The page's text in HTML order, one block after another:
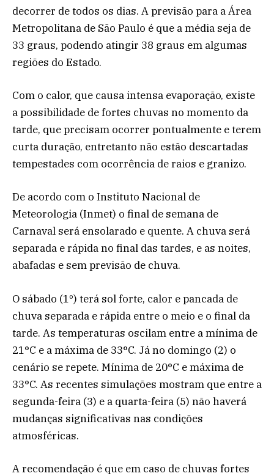
decorrer de todos os dias. A previsão para a Área
Metropolitana de São Paulo é que a média seja de
33 graus, podendo atingir 38 graus em algumas
regiões do Estado.
Com o calor, que causa intensa evaporação, existe
a possibilidade de fortes chuvas no momento da
tarde, que precisam ocorrer pontualmente e terem
curta duração, entretanto não estão descartadas
tempestades com ocorrência de raios e granizo.
De acordo com o Instituto Nacional de
Meteorologia (Inmet) o final de semana de
Carnaval será ensolarado e quente. A chuva será
separada e rápida no final das tardes, e as noites,
abafadas e sem previsão de chuva.
O sábado (1º) terá sol forte, calor e pancada de
chuva separada e rápida entre o meio e o final da
tarde. As temperaturas oscilam entre a mínima de
21°C e a máxima de 33°C. Já no domingo (2) o
cenário se repete. Mínima de 20°C e máxima de
33°C. As recentes simulações mostram que entre a
segunda-feira (3) e a quarta-feira (5) não haverá
mudanças significativas nas condições
atmosféricas.
A recomendação é que em caso de chuvas fortes